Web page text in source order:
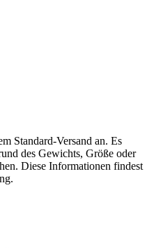
Standard-Versand an. Es
des Gewichts, Größe oder
Diese Informationen findest